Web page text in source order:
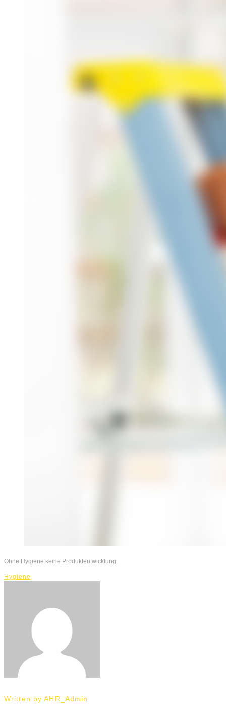
Ohne Hygiene keine Produktentwicklung.
Hygiene
Written byAHR_Admin